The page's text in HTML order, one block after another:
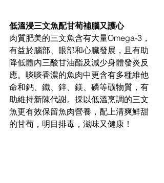
低溫浸三文魚配甘荀補腦又護心
肉質肥美的三文魚含有大量Omega-3，
有益於腦部、眼部和心臟發展，且有助
降低體內三酸甘油酯及減少身體發炎反
應。啖啖香濃的魚肉中更含有多種維他
命和鈣、鐵、鋅、鎂、磷等礦物質，有
助維持新陳代謝。採以低溫烹調的三文
魚更有效保留魚肉營養，配上清爽鮮甜
的甘荀，明目排毒，滋味又健康！